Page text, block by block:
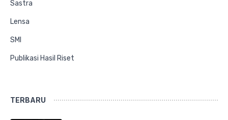
Sastra
Lensa
SMI
Publikasi Hasil Riset
TERBARU